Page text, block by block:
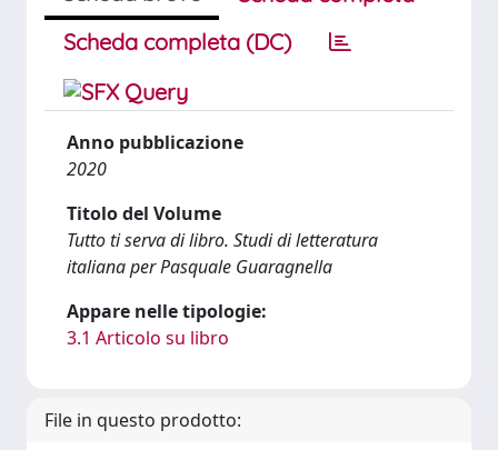
Scheda completa (DC)
Anno pubblicazione
2020
Titolo del Volume
Tutto ti serva di libro. Studi di letteratura
italiana per Pasquale Guaragnella
Appare nelle tipologie:
3.1 Articolo su libro
File in questo prodotto: